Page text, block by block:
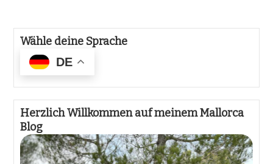
Wähle deine Sprache
DE
Herzlich Willkommen auf meinem Mallorca
Blog